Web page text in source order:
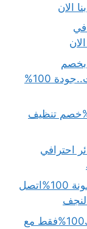
في
بخصم
33%على أقوى خدمات تنظيف المكيفات..جودة 100%
تنظيف بعد الحريق بالرياض بـ20%خصم تنظيف
احترافي
شركة تنظيف نجف بالرياض بجودة مضمونة 100%اتصل
تخلص من البقع والأوساخ في مفروشاتك100%فقط مع